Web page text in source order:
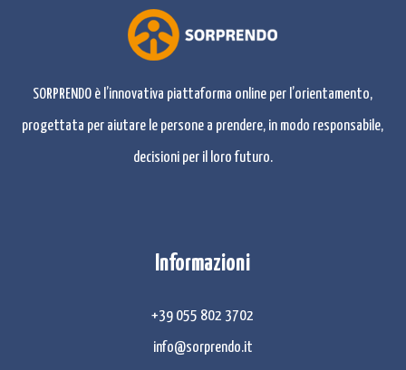
SORPRENDO è l’innovativa piattaforma online per l’orientamento,
progettata per aiutare le persone a prendere, in modo responsabile,
decisioni per il loro futuro.
Informazioni
+39 055 802 3702
info@sorprendo.it